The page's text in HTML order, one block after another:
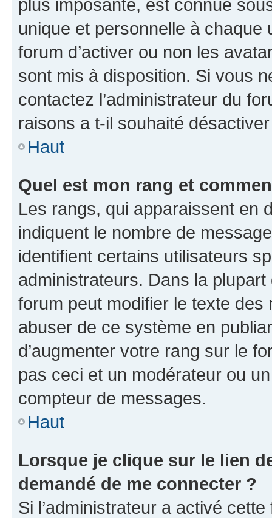
plus imposante, est connue
unique et personnelle à chaque
forum d’activer ou non les
sont mis à disposition. Si vous
contactez l’administrateur du
raisons a t-il souhaité
Haut
Quel est mon rang et
Les rangs, qui apparaissent en
indiquent le nombre de
identifient certains utilisateurs
administrateurs. Dans la
forum peut modifier le texte
abuser de ce système en
d’augmenter votre rang sur le
pas ceci et un modérateur ou
compteur de messages.
Haut
Lorsque je clique sur le lien
demandé de me connecter ?
Si l’administrateur a activé